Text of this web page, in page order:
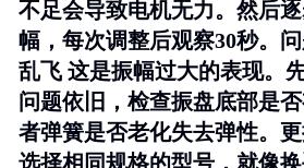
不足会导致电机无力。然后
幅，每次调整后观察30秒。
乱飞 这是振幅过大的表现。
问题依旧，检查振盘底部是
者弹簧是否老化失去弹性。
选择相同规格的型号，就像